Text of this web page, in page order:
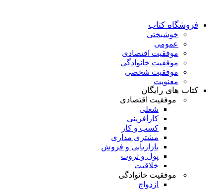
فروشگاه کتاب
خوشبختی
عمومی
موفقیت اقتصادی
موفقیت خانوادگی
موفقیت شخصی
معنویت
کتاب های رایگان
موفقیت اقتصادی
شغلی
کارآفرینی
کسب و کار
مشتری مداری
بازاریابی و فروش
پول و ثروت
خلاقیت
موفقیت خانوادگی
ازدواج